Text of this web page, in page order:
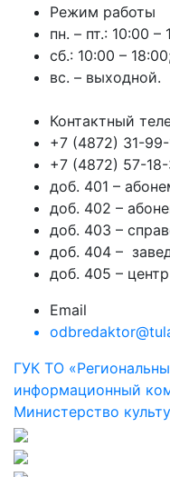
Режим работы
пн. – пт.: 10:00 –
сб.: 10:00 –
вс. – выходной.
Контактный
+7 (4872) 31-99-
+7 (4872) 57-
доб. 401 –
доб. 402 –
доб. 403 –
доб. 404 –
доб. 405 –
Email
ГУК ТО
информационный
Министерство